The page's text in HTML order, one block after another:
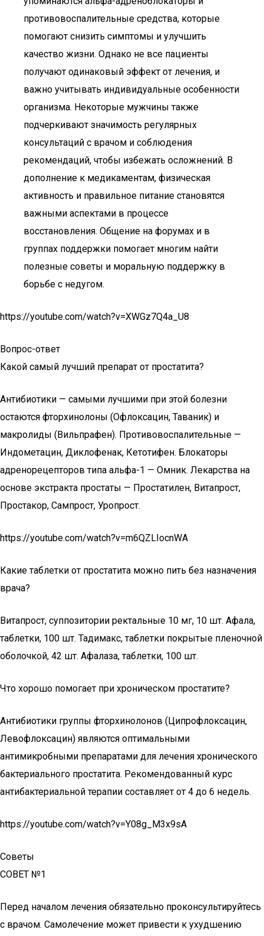
противовоспалительные средства, которые
помогают снизить симптомы и улучшить
качество жизни. Однако не все пациенты
получают одинаковый эффект от лечения, и
важно учитывать индивидуальные особенности
организма. Некоторые мужчины также
подчеркивают значимость регулярных
консультаций с врачом и соблюдения
рекомендаций, чтобы избежать осложнений. В
дополнение к медикаментам, физическая
активность и правильное питание становятся
важными аспектами в процессе
восстановления. Общение на форумах и в
группах поддержки помогает многим найти
полезные советы и моральную поддержку в
борьбе с недугом.
https://youtube.com/watch?v=XWGz7Q4a_U8
Вопрос-ответ
Какой самый лучший препарат от простатита?
Антибиотики — самыми лучшими при этой болезни
остаются фторхинолоны (Офлоксацин, Таваник) и
макролиды (Вильпрафен). Противовоспалительные —
Индометацин, Диклофенак, Кетотифен. Блокаторы
адренорецепторов типа альфа-1 — Омник. Лекарства на
основе экстракта простаты — Простатилен, Витапрост,
Простакор, Сампрост, Уропрост.
https://youtube.com/watch?v=m6QZLIocnWA
Какие таблетки от простатита можно пить без назначения
врача?
Витапрост, суппозитории ректальные 10 мг, 10 шт. Афала,
таблетки, 100 шт. Тадимакс, таблетки покрытые пленочной
оболочкой, 42 шт. Афалаза, таблетки, 100 шт.
Что хорошо помогает при хроническом простатите?
Антибиотики группы фторхинолонов (Ципрофлоксацин,
Левофлоксацин) являются оптимальными
антимикробными препаратами для лечения хронического
бактериального простатита. Рекомендованный курс
антибактериальной терапии составляет от 4 до 6 недель.
https://youtube.com/watch?v=Y08g_M3x9sA
Советы
СОВЕТ №1
Перед началом лечения обязательно проконсультируйтесь
с врачом. Самолечение может привести к ухудшению